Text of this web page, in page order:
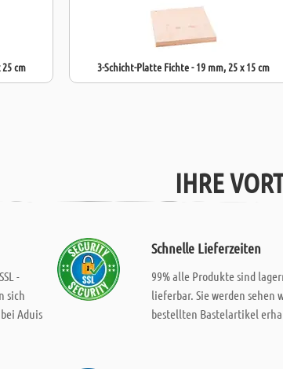
cm 3-Schicht-Platte Fichte - 19 mm, 25 x 15 cm
IHRE
-
sich
Aduis
Schnelle Lieferzeiten
99% alle Produkte sind
lieferbar. Sie werden sehen
bestellten Bastelartikel